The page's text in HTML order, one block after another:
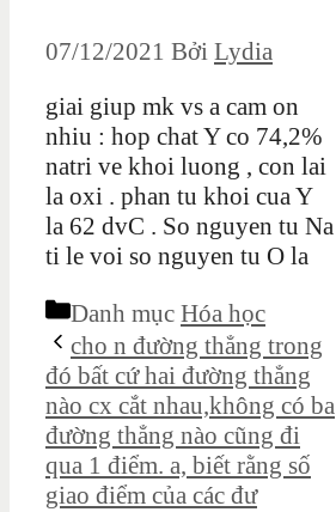
07/12/2021 Bởi Lydia
giai giup mk vs a cam on
nhiu : hop chat Y co 74,2%
natri ve khoi luong , con lai
la oxi . phan tu khoi cua Y
la 62 dvC . So nguyen tu Na
ti le voi so nguyen tu O la
Danh mục Hóa học
cho n đường thẳng trong
đó bất cứ hai đường thẳng
nào cx cắt nhau,không có ba
đường thẳng nào cũng đi
qua 1 điểm. a, biết rằng số
giao điểm của các đư